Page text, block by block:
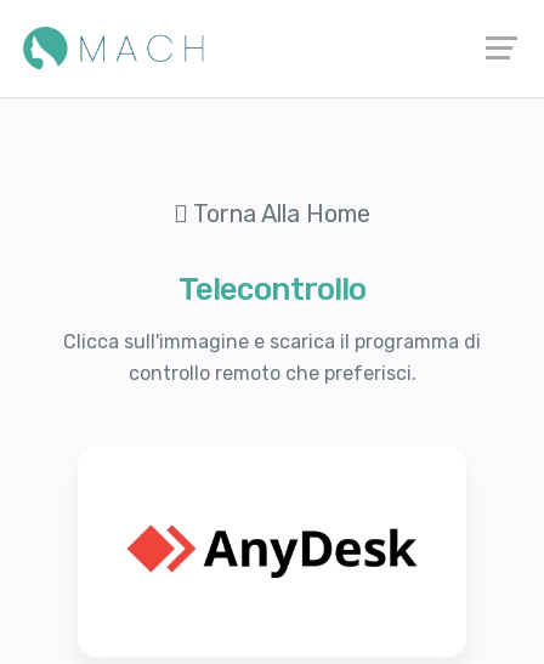
Torna Alla Home
Telecontrollo
Clicca sull'immagine e scarica il programma di
controllo remoto che preferisci.